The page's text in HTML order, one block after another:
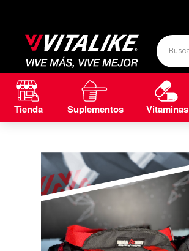
Tienda Suplementos Vitaminas